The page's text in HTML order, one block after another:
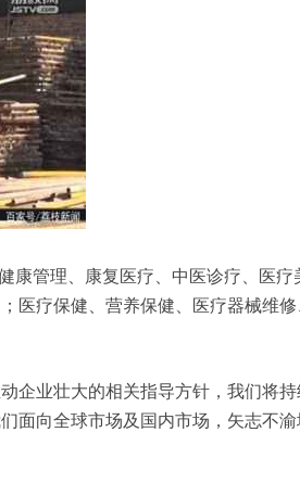
康管理、康复医疗、中医诊疗、医
医疗保健、营养保健、医疗器械维
企业壮大的相关指导方针，我们将
面向全球市场及国内市场，矢志不